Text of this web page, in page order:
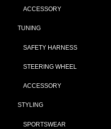
ACCESSORY
TUNING
SAFETY HARNESS
STEERING WHEEL
ACCESSORY
STYLING
SPORTSWEAR